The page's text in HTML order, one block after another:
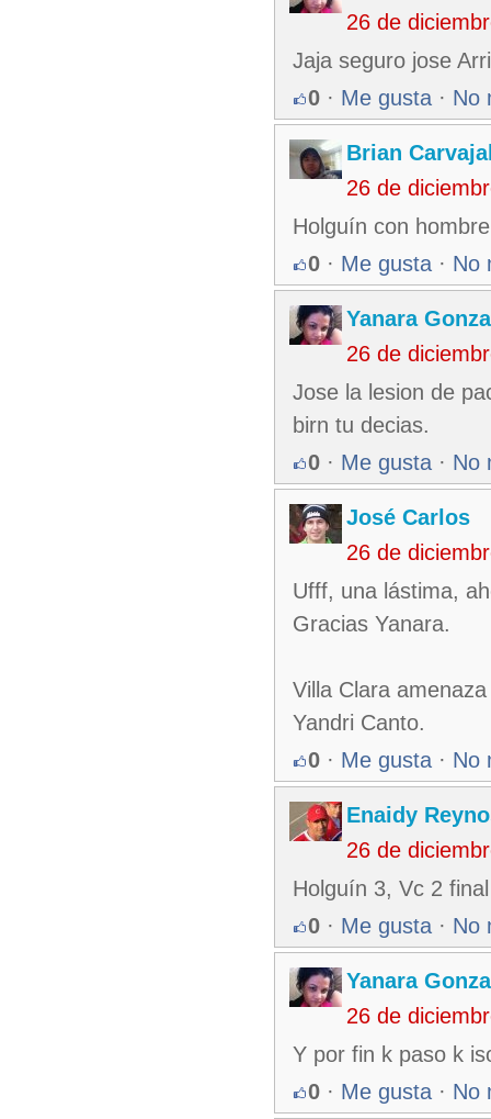
26 de
Jaja seguro jose
0 · Me gusta · No
Brian
26 de
Holguín con
0 · Me gusta · No
Yanara
26 de
Jose la lesion de
birn tu decias.
0 · Me gusta · No
José Carlos
26 de
Ufff, una lástima,
Gracias Yanara.
Villa Clara
Yandri Canto.
0 · Me gusta · No
Enaidy
26 de
Holguín 3, Vc 2
0 · Me gusta · No
Yanara
26 de
Y por fin k paso k
0 · Me gusta · No